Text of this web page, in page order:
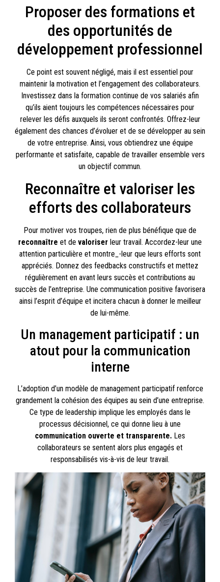
Proposer des formations et
des opportunités de
développement professionnel
Ce point est souvent négligé, mais il est essentiel pour
maintenir la motivation et l’engagement des collaborateurs.
Investissez dans la formation continue de vos salariés afin
qu’ils aient toujours les compétences nécessaires pour
relever les défis auxquels ils seront confrontés. Offrez-leur
également des chances d’évoluer et de se développer au sein
de votre entreprise. Ainsi, vous obtiendrez une équipe
performante et satisfaite, capable de travailler ensemble vers
un objectif commun.
Reconnaître et valoriser les
efforts des collaborateurs
Pour motiver vos troupes, rien de plus bénéfique que de
reconnaître et de valoriser leur travail. Accordez-leur une
attention particulière et montre_-leur que leurs efforts sont
appréciés. Donnez des feedbacks constructifs et mettez
régulièrement en avant leurs succès et contributions au
succès de l’entreprise. Une communication positive favorisera
ainsi l’esprit d’équipe et incitera chacun à donner le meilleur
de lui-même.
Un management participatif : un
atout pour la communication
interne
L’adoption d’un modèle de management participatif renforce
grandement la cohésion des équipes au sein d’une entreprise.
Ce type de leadership implique les employés dans le
processus décisionnel, ce qui donne lieu à une
communication ouverte et transparente. Les
collaborateurs se sentent alors plus engagés et
responsabilisés vis-à-vis de leur travail.